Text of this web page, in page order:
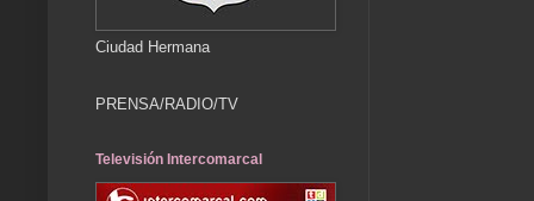
Ciudad Hermana
PRENSA/RADIO/TV
Televisión Intercomarcal